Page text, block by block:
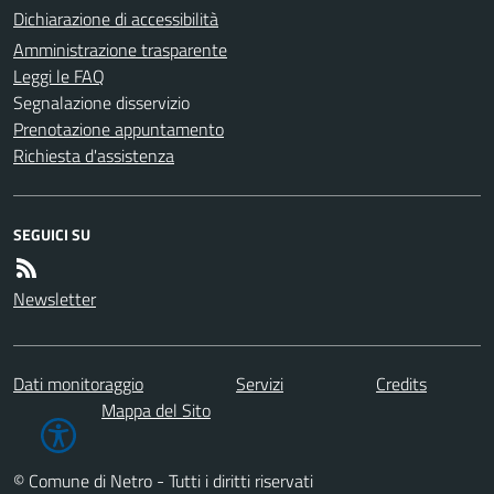
Dichiarazione di accessibilità
Amministrazione trasparente
Leggi le FAQ
Segnalazione disservizio
Prenotazione appuntamento
Richiesta d'assistenza
SEGUICI SU
Newsletter
Dati monitoraggio Servizi
Credits
Mappa del Sito
© Comune di Netro - Tutti i diritti riservati